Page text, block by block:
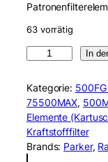
63 vorrätig
c
o
r
2
0
1
In
Kategorie:
75500MAX,
Elemente
Kraftstofffilter
Brands: Parker,